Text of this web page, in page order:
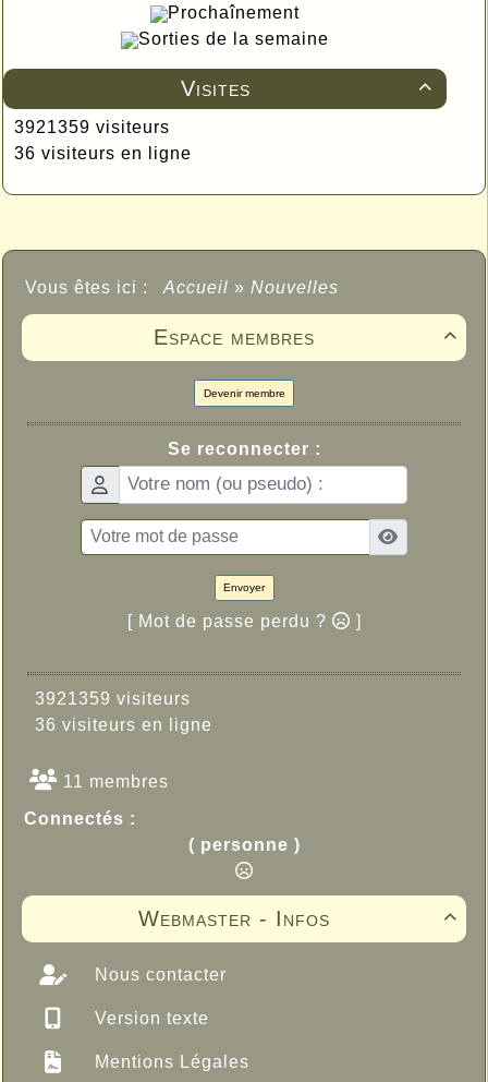
Prochaînement
Sorties de la semaine

Visites
3921359 visiteurs
36 visiteurs en ligne
Vous êtes ici : Accueil » Nouvelles

Espace membres
Devenir membre
Se reconnecter :
Envoyer
[ Mot de passe perdu ? ]
3921359 visiteurs
36 visiteurs en ligne
11 membres
Connectés :
( personne )

Webmaster - Infos
Nous contacter
Version texte
Mentions Légales